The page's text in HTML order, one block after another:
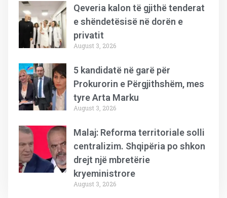
Qeveria kalon të gjithë tenderat
e shëndetësisë në dorën e
privatit
August 3, 2026
5 kandidatë në garë për
Prokurorin e Përgjithshëm, mes
tyre Arta Marku
August 3, 2026
Malaj: Reforma territoriale solli
centralizim. Shqipëria po shkon
drejt një mbretërie
kryeministrore
August 3, 2026